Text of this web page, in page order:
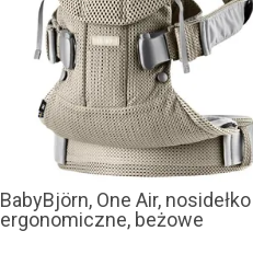
BabyBjörn, One Air, nosidełko
ergonomiczne, beżowe